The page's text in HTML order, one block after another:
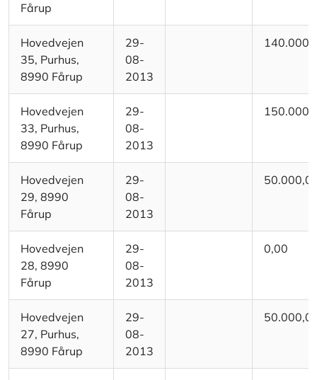
Fårup
Hovedvejen
35, Purhus,
8990 Fårup
29-
08-
2013
Hovedvejen
33, Purhus,
8990 Fårup
29-
08-
2013
Hovedvejen
29, 8990
Fårup
29-
08-
2013
Hovedvejen
28, 8990
Fårup
29-
08-
2013
0,00
Hovedvejen
27, Purhus,
8990 Fårup
29-
08-
2013